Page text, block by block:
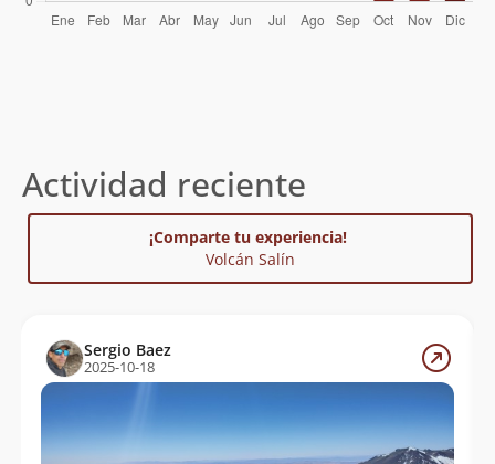
Actividad reciente
¡Comparte tu experiencia!
Volcán Salín
Sergio Baez
2025-10-18